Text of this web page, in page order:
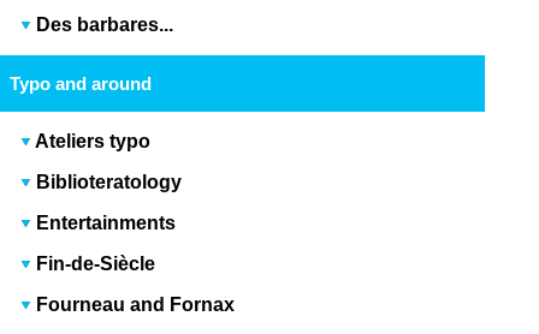
Des barbares...
Typo and around
Ateliers typo
Biblioteratology
Entertainments
Fin-de-Siècle
Fourneau and Fornax